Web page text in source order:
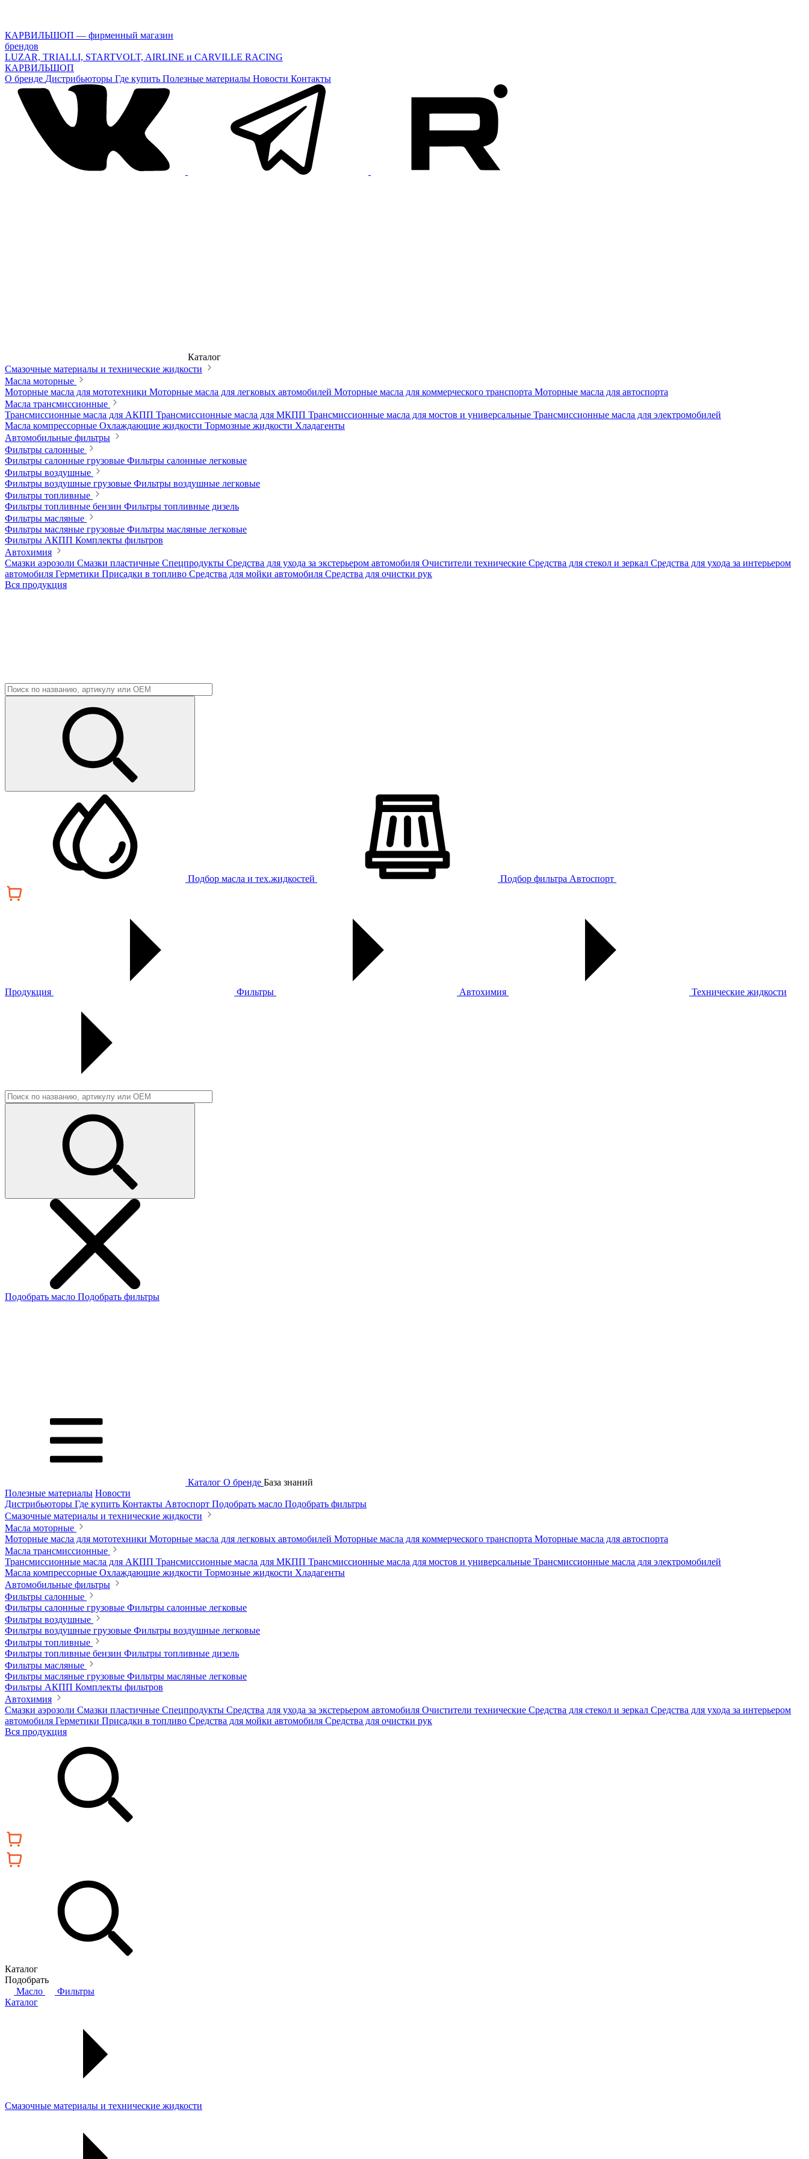
КАРВИЛЬШОП — фирменный магазин
брендов
LUZAR, TRIALLI, STARTVOLT, AIRLINE и CARVILLE RACING
КАРВИЛЬШОП
О бренде Дистрибьюторы Где купить Полезные материалы Новости Контакты
Каталог
Смазочные материалы и технические жидкости
Масла моторные
Моторные масла для мототехники Моторные масла для легковых автомобилей Моторные масла для коммерческого транспорта Моторные масла для автоспорта
Масла трансмиссионные
Трансмиссионные масла для АКПП Трансмиссионные масла для МКПП Трансмиссионные масла для мостов и универсальные Трансмиссионные масла для электромобилей
Масла компрессорные Охлаждающие жидкости Тормозные жидкости Хладагенты
Автомобильные фильтры
Фильтры салонные
Фильтры салонные грузовые Фильтры салонные легковые
Фильтры воздушные
Фильтры воздушные грузовые Фильтры воздушные легковые
Фильтры топливные
Фильтры топливные бензин Фильтры топливные дизель
Фильтры масляные
Фильтры масляные грузовые Фильтры масляные легковые
Фильтры АКПП Комплекты фильтров
Автохимия
Смазки аэрозоли Смазки пластичные Спецпродукты Средства для ухода за экстерьером автомобиля Очистители технические Средства для стекол и зеркал Средства для ухода за интерьером
автомобиля Герметики Присадки в топливо Средства для мойки автомобиля Средства для очистки рук
Вся продукция
Подбор масла и тех.жидкостей Подбор фильтра Автоспорт
Продукция Фильтры Автохимия Технические жидкости
Подобрать масло Подобрать фильтры
Каталог О бренде База знаний
Полезные материалы Новости
Дистрибьюторы Где купить Контакты Автоспорт Подобрать масло Подобрать фильтры
Смазочные материалы и технические жидкости
Масла моторные
Моторные масла для мототехники Моторные масла для легковых автомобилей Моторные масла для коммерческого транспорта Моторные масла для автоспорта
Масла трансмиссионные
Трансмиссионные масла для АКПП Трансмиссионные масла для МКПП Трансмиссионные масла для мостов и универсальные Трансмиссионные масла для электромобилей
Масла компрессорные Охлаждающие жидкости Тормозные жидкости Хладагенты
Автомобильные фильтры
Фильтры салонные
Фильтры салонные грузовые Фильтры салонные легковые
Фильтры воздушные
Фильтры воздушные грузовые Фильтры воздушные легковые
Фильтры топливные
Фильтры топливные бензин Фильтры топливные дизель
Фильтры масляные
Фильтры масляные грузовые Фильтры масляные легковые
Фильтры АКПП Комплекты фильтров
Автохимия
Смазки аэрозоли Смазки пластичные Спецпродукты Средства для ухода за экстерьером автомобиля Очистители технические Средства для стекол и зеркал Средства для ухода за интерьером
автомобиля Герметики Присадки в топливо Средства для мойки автомобиля Средства для очистки рук
Вся продукция
Каталог
Подобрать
Масло
Фильтры
Каталог
Смазочные материалы и технические жидкости